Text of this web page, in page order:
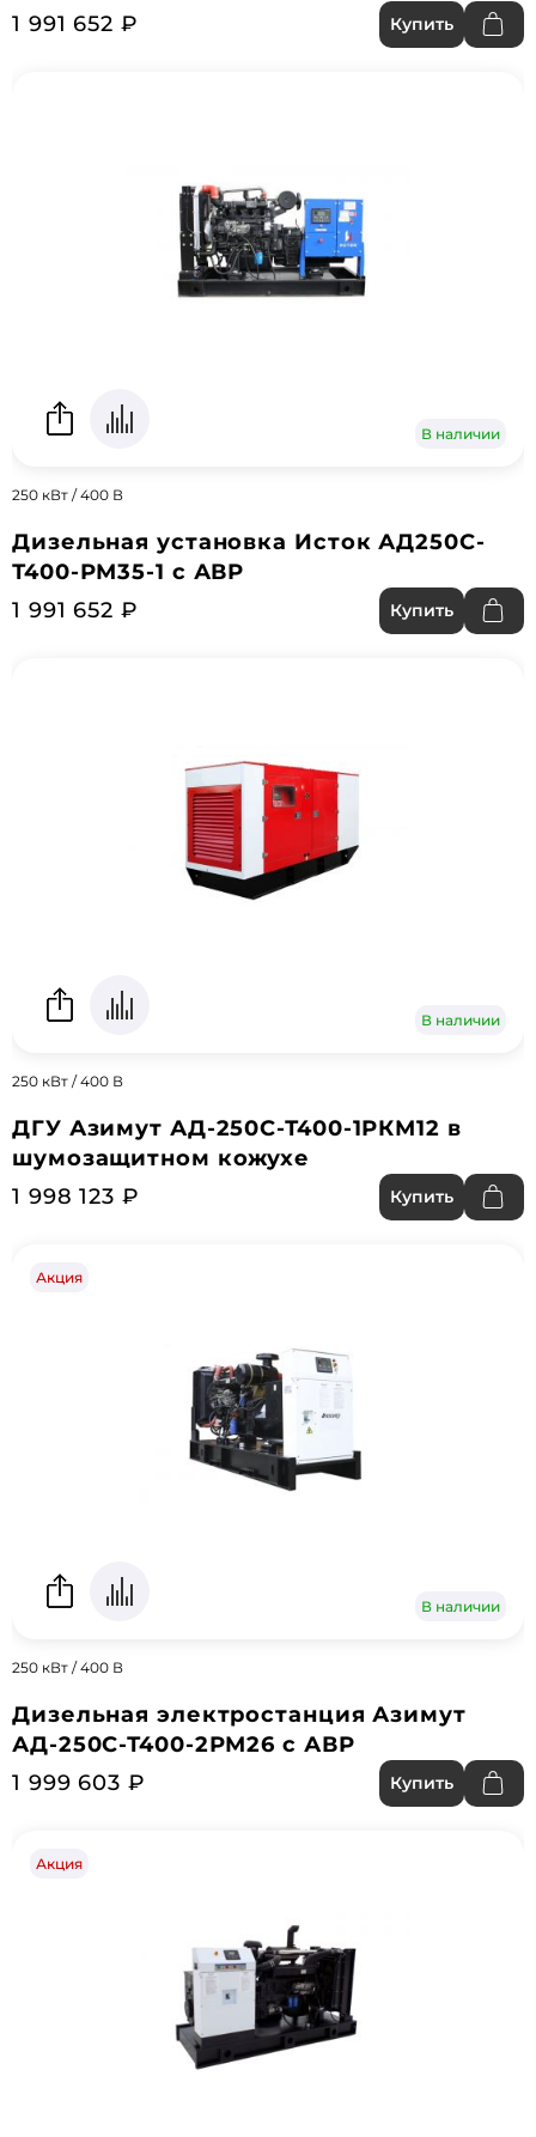
1 991 652 ₽
Купить
В наличии
250 кВт / 400 В
Дизельная установка Исток АД250С-
Т400-РМ35-1 с АВР
1 991 652 ₽
Купить
В наличии
250 кВт / 400 В
ДГУ Азимут АД-250С-Т400-1РКМ12 в
шумозащитном кожухе
1 998 123 ₽
Купить
Акция
В наличии
250 кВт / 400 В
Дизельная электростанция Азимут
АД-250С-Т400-2РМ26 с АВР
1 999 603 ₽
Купить
Акция